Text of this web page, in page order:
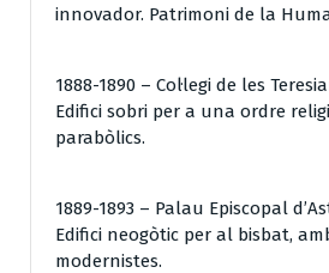
innovador. Patrimoni de la
1888-1890 – Col·legi de les
Edifici sobri per a una ordre
parabòlics.
1889-1893 – Palau Episcopal
Edifici neogòtic per al bisbat,
modernistes.